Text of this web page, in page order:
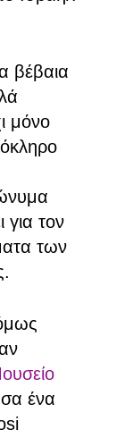
βέβαια
μόνο
τον
των
ένα